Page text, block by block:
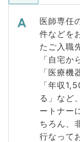
医師専任
件などを
たご入職
「自宅か
「医療機
「年収
る」など
ートナー
ちろん、
行なって